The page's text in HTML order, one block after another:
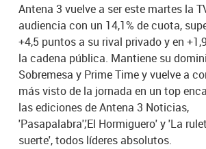
Antena 3 vuelve a ser este martes la
audiencia con un 14,1% de cuota,
+4,5 puntos a su rival privado y en
la cadena pública. Mantiene su
Sobremesa y Prime Time y vuelve a
más visto de la jornada en un top
las ediciones de Antena 3 Noticias,
'Pasapalabra','El Hormiguero' y 'La
suerte', todos líderes absolutos.